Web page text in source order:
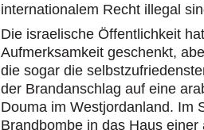
internationalem Recht illegal
Die israelische Öffentlichkeit
Aufmerksamkeit geschenkt,
die sogar die
der Brandanschlag auf eine
Douma im Westjordanland. Im
Brandbombe in das Haus